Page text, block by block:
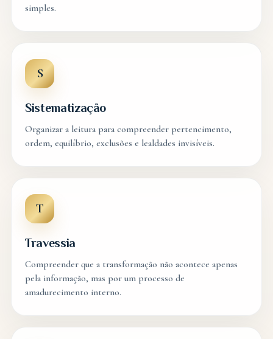
simples.
S
Sistematização
Organizar a leitura para compreender pertencimento,
ordem, equilíbrio, exclusões e lealdades invisíveis.
T
Travessia
Compreender que a transformação não acontece apenas
pela informação, mas por um processo de
amadurecimento interno.